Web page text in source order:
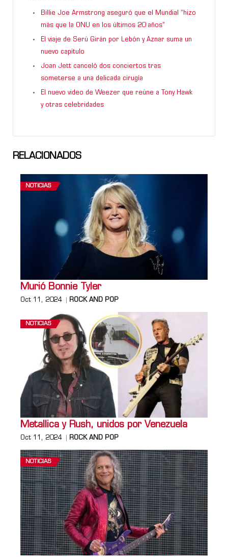
Billie Joe Armstrong aseguró que el Mundial “hizo
más que la ONU en los últimos 20 años”
El viaje de Serú Girán por Lebón y Aznar suma un
nuevo capítulo
Joan Jett canceló dos conciertos tras
someterse a una delicada cirugía
El nuevo video de Weezer que reúne a Tony Hawk
y otras celebridades
RELACIONADOS
NOTICIAS
Murió Bonnie Tyler
Oct 11, 2024 ROCK AND POP
NOTICIAS
Metallica y Rush, unidos por Venezuela
Oct 11, 2024 ROCK AND POP
NOTICIAS